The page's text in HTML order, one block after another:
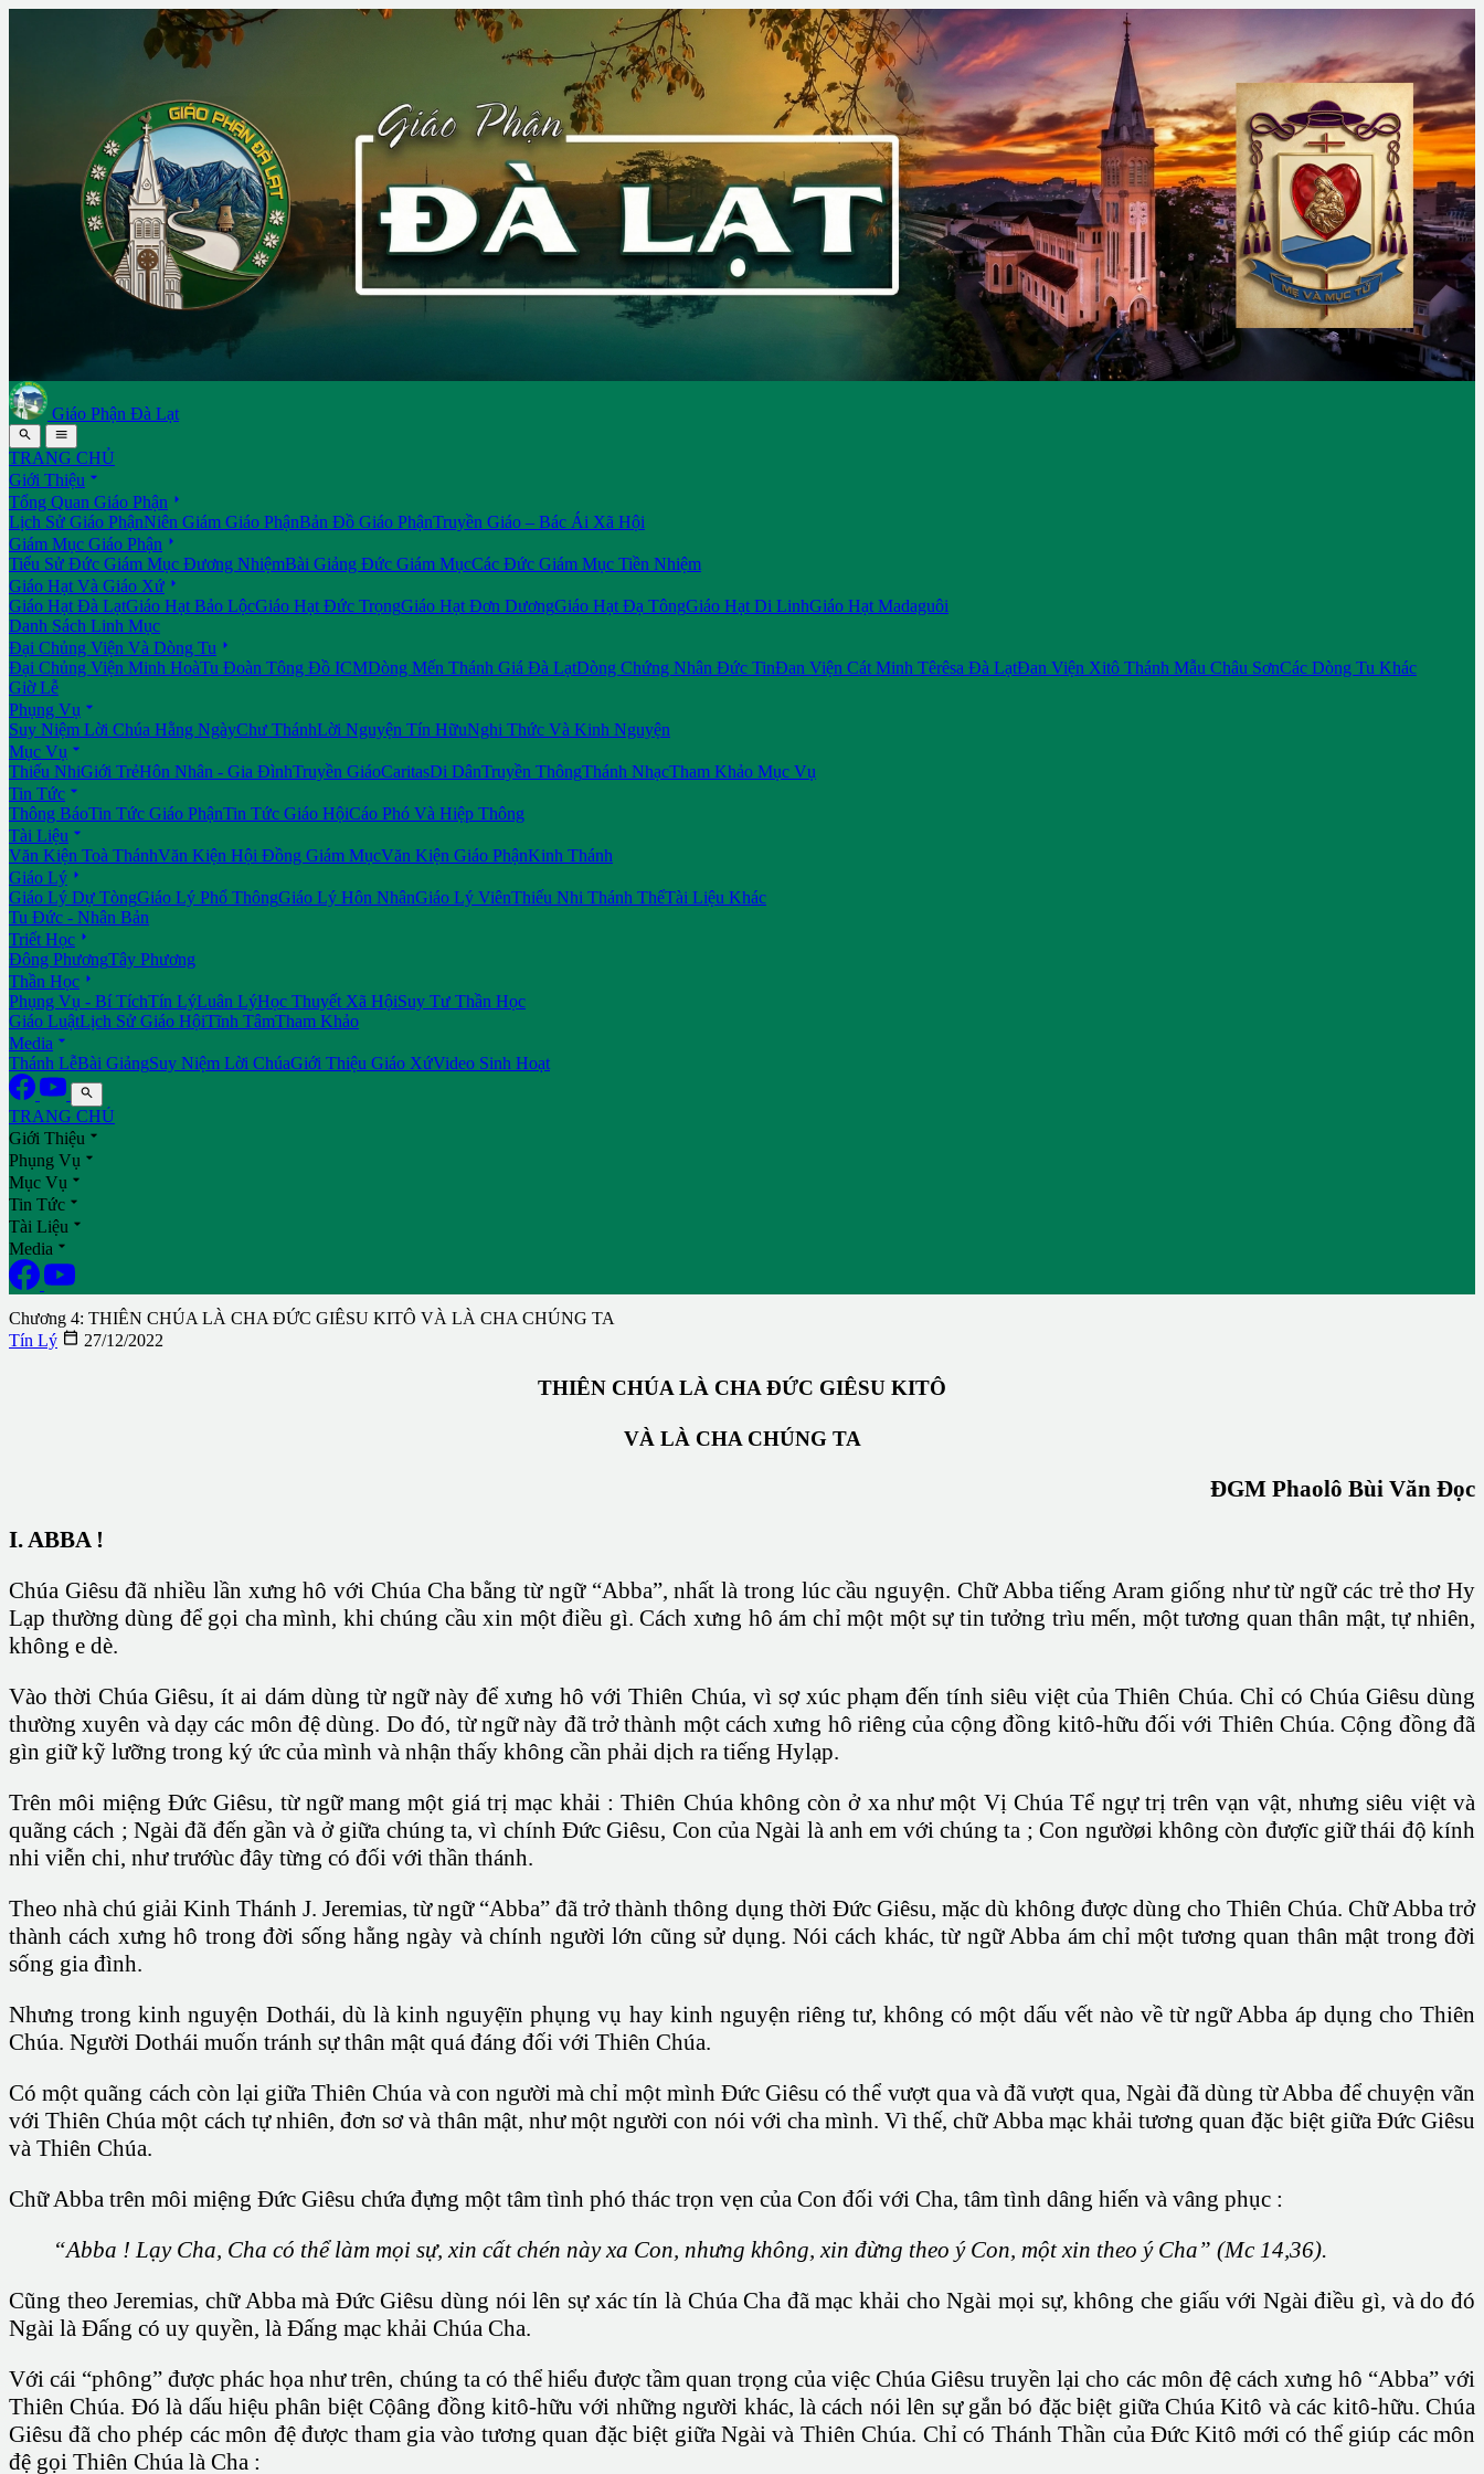
Giáo Phận Đà Lạt
 
TRANG CHỦ
Giới Thiệu 
Tổng Quan Giáo Phận 
Lịch Sử Giáo PhậnNiên Giám Giáo PhậnBản Đồ Giáo PhậnTruyền Giáo – Bác Ái Xã Hội
Giám Mục Giáo Phận 
Tiểu Sử Đức Giám Mục Đương NhiệmBài Giảng Đức Giám MụcCác Đức Giám Mục Tiền Nhiệm
Giáo Hạt Và Giáo Xứ 
Giáo Hạt Đà LạtGiáo Hạt Bảo LộcGiáo Hạt Đức TrọngGiáo Hạt Đơn DươngGiáo Hạt Đạ TôngGiáo Hạt Di LinhGiáo Hạt Madaguôi
Danh Sách Linh Mục
Đại Chủng Viện Và Dòng Tu 
Đại Chủng Viện Minh HoàTu Đoàn Tông Đồ ICMDòng Mến Thánh Giá Đà LạtDòng Chứng Nhân Đức TinĐan Viện Cát Minh Têrêsa Đà LạtĐan Viện Xitô Thánh Mẫu Châu SơnCác Dòng Tu Khác
Giờ Lễ
Phụng Vụ 
Suy Niệm Lời Chúa Hằng NgàyChư ThánhLời Nguyện Tín HữuNghi Thức Và Kinh Nguyện
Mục Vụ 
Thiếu NhiGiới TrẻHôn Nhân - Gia ĐìnhTruyền GiáoCaritasDi DânTruyền ThôngThánh NhạcTham Khảo Mục Vụ
Tin Tức 
Thông BáoTin Tức Giáo PhậnTin Tức Giáo HộiCáo Phó Và Hiệp Thông
Tài Liệu 
Văn Kiện Toà ThánhVăn Kiện Hội Đồng Giám MụcVăn Kiện Giáo PhậnKinh Thánh
Giáo Lý 
Giáo Lý Dự TòngGiáo Lý Phổ ThôngGiáo Lý Hôn NhânGiáo Lý ViênThiếu Nhi Thánh ThểTài Liệu Khác
Tu Đức - Nhân Bản
Triết Học 
Đông PhươngTây Phương
Thần Học 
Phụng Vụ - Bí TíchTín LýLuân LýHọc Thuyết Xã HộiSuy Tư Thần Học
Giáo LuậtLịch Sử Giáo HộiTĩnh TâmTham Khảo
Media 
Thánh LễBài GiảngSuy Niệm Lời ChúaGiới Thiệu Giáo XứVideo Sinh Hoạt

TRANG CHỦ
Giới Thiệu 
Phụng Vụ 
Mục Vụ 
Tin Tức 
Tài Liệu 
Media 
Chương 4: THIÊN CHÚA LÀ CHA ĐỨC GIÊSU KITÔ VÀ LÀ CHA CHÚNG TA
Tín Lý  27/12/2022
THIÊN CHÚA LÀ CHA ĐỨC GIÊSU KITÔ
VÀ LÀ CHA CHÚNG TA
ĐGM Phaolô Bùi Văn Đọc
I. ABBA !
Chúa Giêsu đã nhiều lần xưng hô với Chúa Cha bằng từ ngữ “Abba”, nhất là trong lúc cầu nguyện. Chữ Abba tiếng Aram giống như từ ngữ các trẻ thơ Hy
Lạp thường dùng để gọi cha mình, khi chúng cầu xin một điều gì. Cách xưng hô ám chỉ một một sự tin tưởng trìu mến, một tương quan thân mật, tự nhiên,
không e dè.
Vào thời Chúa Giêsu, ít ai dám dùng từ ngữ này để xưng hô với Thiên Chúa, vì sợ xúc phạm đến tính siêu việt của Thiên Chúa. Chỉ có Chúa Giêsu dùng
thường xuyên và dạy các môn đệ dùng. Do đó, từ ngữ này đã trở thành một cách xưng hô riêng của cộng đồng kitô-hữu đối với Thiên Chúa. Cộng đồng đã
gìn giữ kỹ lưỡng trong ký ức của mình và nhận thấy không cần phải dịch ra tiếng Hylạp.
Trên môi miệng Đức Giêsu, từ ngữ mang một giá trị mạc khải : Thiên Chúa không còn ở xa như một Vị Chúa Tể ngự trị trên vạn vật, nhưng siêu việt và
quãng cách ; Ngài đã đến gần và ở giữa chúng ta, vì chính Đức Giêsu, Con của Ngài là anh em với chúng ta ; Con ngườøi không còn đượïc giữ thái độ kính
nhi viễn chi, như trướùc đây từng có đối với thần thánh.
Theo nhà chú giải Kinh Thánh J. Jeremias, từ ngữ “Abba” đã trở thành thông dụng thời Đức Giêsu, mặc dù không được dùng cho Thiên Chúa. Chữ Abba trở
thành cách xưng hô trong đời sống hằng ngày và chính người lớn cũng sử dụng. Nói cách khác, từ ngữ Abba ám chỉ một tương quan thân mật trong đời
sống gia đình.
Nhưng trong kinh nguyện Dothái, dù là kinh nguyệïn phụng vụ hay kinh nguyện riêng tư, không có một dấu vết nào về từ ngữ Abba áp dụng cho Thiên
Chúa. Người Dothái muốn tránh sự thân mật quá đáng đối với Thiên Chúa.
Có một quãng cách còn lại giữa Thiên Chúa và con người mà chỉ một mình Đức Giêsu có thể vượt qua và đã vượt qua, Ngài đã dùng từ Abba để chuyện vãn
với Thiên Chúa một cách tự nhiên, đơn sơ và thân mật, như một người con nói với cha mình. Vì thế, chữ Abba mạc khải tương quan đặc biệt giữa Đức Giêsu
và Thiên Chúa.
Chữ Abba trên môi miệng Đức Giêsu chứa đựng một tâm tình phó thác trọn vẹn của Con đối với Cha, tâm tình dâng hiến và vâng phục :
“Abba ! Lạy Cha, Cha có thể làm mọi sự, xin cất chén này xa Con, nhưng không, xin đừng theo ý Con, một xin theo ý Cha” (Mc 14,36).
Cũng theo Jeremias, chữ Abba mà Đức Giêsu dùng nói lên sự xác tín là Chúa Cha đã mạc khải cho Ngài mọi sự, không che giấu với Ngài điều gì, và do đó
Ngài là Đấng có uy quyền, là Đấng mạc khải Chúa Cha.
Với cái “phông” được phác họa như trên, chúng ta có thể hiểu được tầm quan trọng của việc Chúa Giêsu truyền lại cho các môn đệ cách xưng hô “Abba” với
Thiên Chúa. Đó là dấu hiệu phân biệt Cộâng đồng kitô-hữu với những người khác, là cách nói lên sự gắn bó đặc biệt giữa Chúa Kitô và các kitô-hữu. Chúa
Giêsu đã cho phép các môn đệ được tham gia vào tương quan đặc biệt giữa Ngài và Thiên Chúa. Chỉ có Thánh Thần của Đức Kitô mới có thể giúp các môn
đệ gọi Thiên Chúa là Cha :